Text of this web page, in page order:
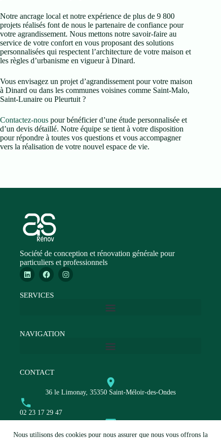
Nous utilisons des cookies pour nous assurer que nous vous offrons la
Notre ancrage local et notre expérience de plus de 9 800
projets réalisés font de nous le partenaire de confiance pour
votre agrandissement. Nous mettons notre savoir-faire au
service de votre confort en vous proposant des solutions
personnalisées qui respectent l’architecture de votre maison et
les règles d’urbanisme en vigueur à Dinard.
Vous envisagez un projet d’agrandissement pour votre maison
à Dinard ou dans les communes voisines comme Saint-Malo,
Saint-Lunaire ou Pleurtuit ?
Contactez-nous pour bénéficier d’une étude personnalisée et
d’un devis détaillé. Notre équipe se tient à votre disposition
pour répondre à toutes vos questions et vous accompagner
vers la réalisation de votre nouvel espace de vie.
Société de conception et rénovation générale pour
particuliers et professionnels
SERVICES
NAVIGATION
CONTACT
36 le Limonay, 35350 Saint-Méloir-des-Ondes
02 23 17 29 47
contact@group-as.fr